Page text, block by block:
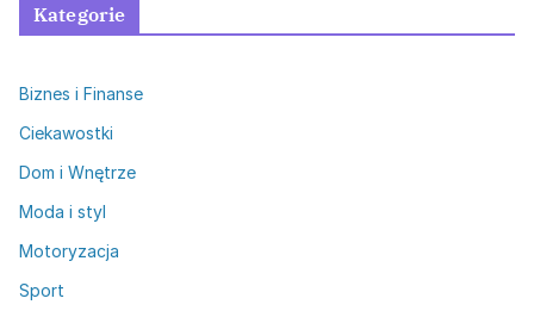
Kategorie
Biznes i Finanse
Ciekawostki
Dom i Wnętrze
Moda i styl
Motoryzacja
Sport